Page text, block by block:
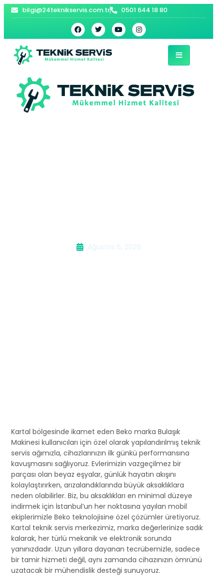
bilgi@24teknikservis.com.tr 0501 644 18 80
Ağustos 6, 2026
Kartal bölgesinde ikamet eden Beko marka Bulaşık
Makinesi kullanıcıları için özel olarak yapılandırılmış teknik
servis ağımızla, cihazlarınızın ilk günkü performansına
kavuşmasını sağlıyoruz. Evlerimizin vazgeçilmez bir
parçası olan beyaz eşyalar, günlük hayatın akışını
kolaylaştırırken, arızalandıklarında büyük aksaklıklara
neden olabilirler. Biz, bu aksaklıkları en minimal düzeye
indirmek için İstanbul’un her noktasına yayılan mobil
ekiplerimizle Beko teknolojisine özel çözümler üretiyoruz.
Kartal teknik servis merkezimiz, marka değerlerinize sadık
kalarak, her türlü mekanik ve elektronik sorunda
yanınızdadır. Uzun yıllara dayanan tecrübemizle, sadece
bir tamir hizmeti değil, aynı zamanda cihazınızın ömrünü
uzatacak bir mühendislik desteği sunuyoruz.